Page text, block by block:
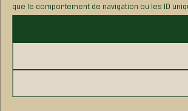
que le comportement de navigation ou les ID